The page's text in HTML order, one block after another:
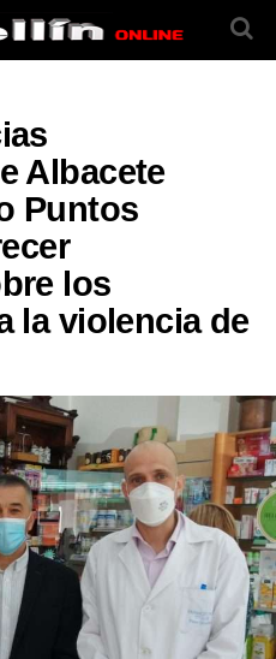
Albacete
Puntos
los
la violencia de